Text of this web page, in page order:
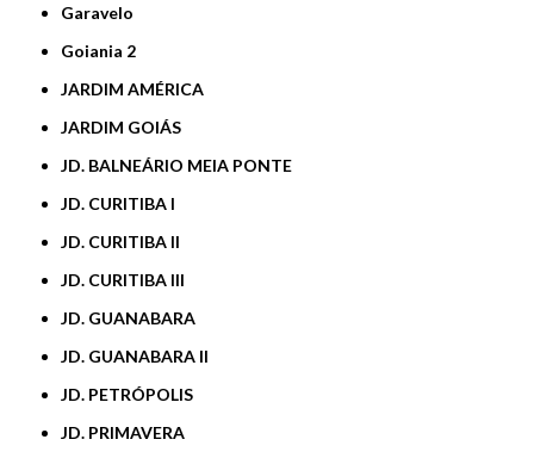
Garavelo
Goiania 2
JARDIM AMÉRICA
JARDIM GOIÁS
JD. BALNEÁRIO MEIA PONTE
JD. CURITIBA I
JD. CURITIBA II
JD. CURITIBA III
JD. GUANABARA
JD. GUANABARA II
JD. PETRÓPOLIS
JD. PRIMAVERA